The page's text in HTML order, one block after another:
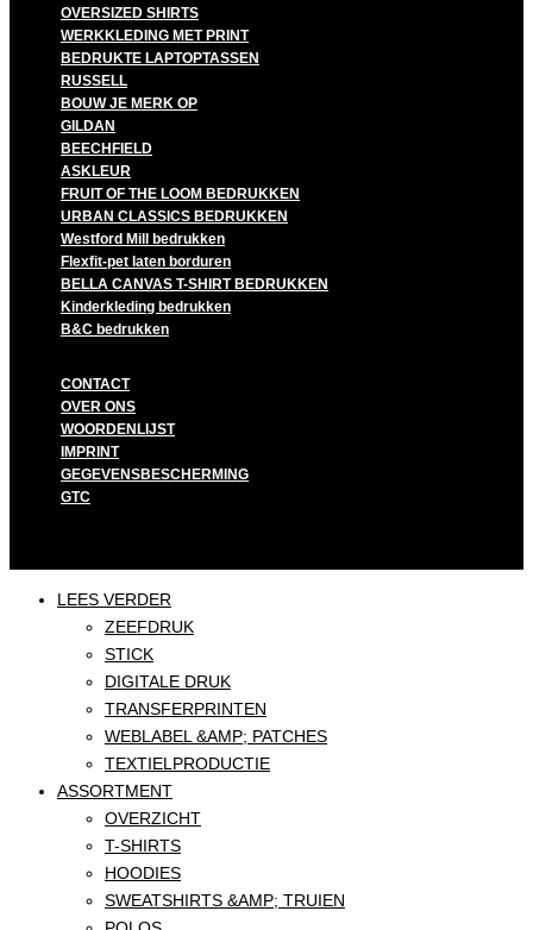
OVERSIZED SHIRTS
WERKKLEDING MET PRINT
BEDRUKTE LAPTOPTASSEN
RUSSELL
BOUW JE MERK OP
GILDAN
BEECHFIELD
ASKLEUR
FRUIT OF THE LOOM BEDRUKKEN
URBAN CLASSICS BEDRUKKEN
Westford Mill bedrukken
Flexfit-pet laten borduren
BELLA CANVAS T-SHIRT BEDRUKKEN
Kinderkleding bedrukken
B&C bedrukken
CONTACT
OVER ONS
WOORDENLIJST
IMPRINT
GEGEVENSBESCHERMING
GTC
LEES VERDER
ZEEFDRUK
STICK
DIGITALE DRUK
TRANSFERPRINTEN
WEBLABEL &AMP; PATCHES
TEXTIELPRODUCTIE
ASSORTMENT
OVERZICHT
T-SHIRTS
HOODIES
SWEATSHIRTS &AMP; TRUIEN